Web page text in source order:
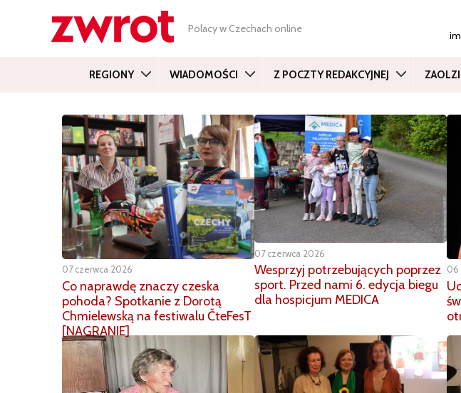
Polacy w Czechach online
REGIONY WIADOMOŚCI Z POCZTY REDAKCYJNEJ
07 czerwca 2026
Co naprawdę znaczy czeska
pohoda? Spotkanie z Dorotą
Chmielewską na festiwalu ČteFesT
[NAGRANIE]
07 czerwca 2026
Wesprzyj potrzebujących poprzez
sport. Przed nami 6. edycja biegu
dla hospicjum MEDICA
06